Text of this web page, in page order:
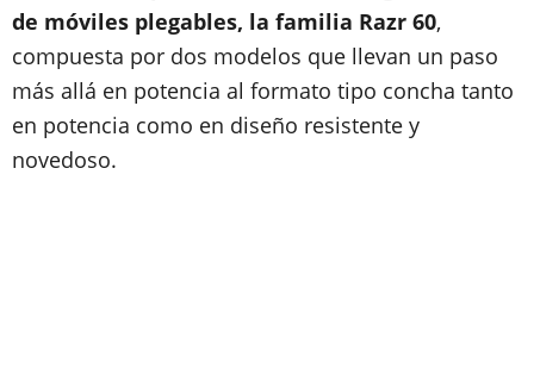
de móviles plegables, la familia Razr 60,
compuesta por dos modelos que llevan un paso
más allá en potencia al formato tipo concha tanto
en potencia como en diseño resistente y
novedoso.